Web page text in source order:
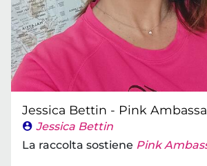
Jessica Bettin - Pink
Jessica Bettin
La raccolta sostiene Pink